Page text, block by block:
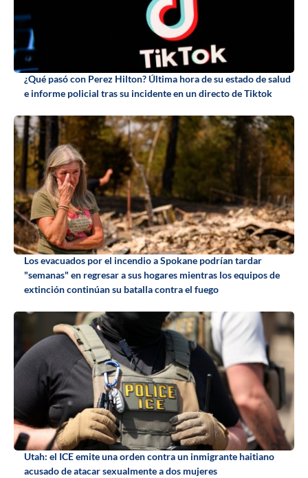
¿Qué pasó con Perez Hilton? Última hora de su estado de salud
e informe policial tras su incidente en un directo de Tiktok
Los evacuados por el incendio a Spokane podrían tardar
"semanas" en regresar a sus hogares mientras los equipos de
extinción continúan su batalla contra el fuego
Utah: el ICE emite una orden contra un inmigrante haitiano
acusado de atacar sexualmente a dos mujeres